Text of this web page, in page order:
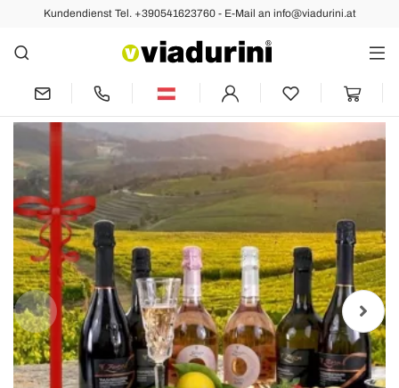
Kundendienst Tel. +390541623760 - E-Mail an info@viadurini.atVorher
Exklusive Verlosung: 6 Flaschen
Prosecco DOC als Geschenk